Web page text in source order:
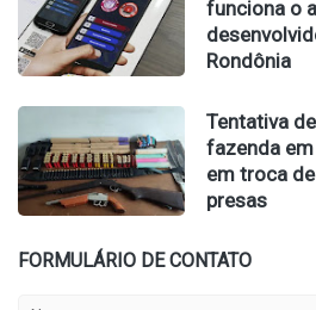
funciona o
Rondônia
Tentativa
fazenda
em troca
presas
FORMULÁRIO DE CONTATO